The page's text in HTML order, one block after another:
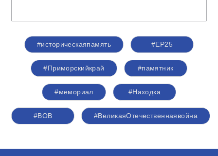
#историческаяпамять #ЕР25
#Приморскийкрай #памятник
#мемориал #Находка
#ВОВ #ВеликаяОтечественнаявойна